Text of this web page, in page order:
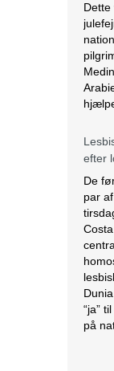
efter
De
par
“ja”
på